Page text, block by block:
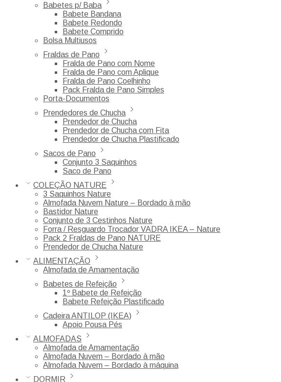
Babetes p/ Baba
Babete Bandana
Babete Redondo
Babete Comprido
Bolsa Multiusos
Fraldas de Pano
Fralda de Pano com Nome
Fralda de Pano com Aplique
Fralda de Pano Coelhinho
Pack Fralda de Pano Simples
Porta-Documentos
Prendedores de Chucha
Prendedor de Chucha
Prendedor de Chucha com Fita
Prendedor de Chucha Plastificado
Sacos de Pano
Conjunto 3 Saquinhos
Saco de Pano
COLEÇÃO NATURE
3 Saquinhos Nature
Almofada Nuvem Nature – Bordado à mão
Bastidor Nature
Conjunto de 3 Cestinhos Nature
Forra / Resguardo Trocador VADRA IKEA – Nature
Pack 2 Fraldas de Pano NATURE
Prendedor de Chucha Nature
ALIMENTAÇÃO
Almofada de Amamentação
Babetes de Refeição
1º Babete de Refeição
Babete Refeição Plastificado
Cadeira ANTILOP (IKEA)
Apoio Pousa Pés
ALMOFADAS
Almofada de Amamentação
Almofada Nuvem – Bordado à mão
Almofada Nuvem – Bordado à máquina
DORMIR